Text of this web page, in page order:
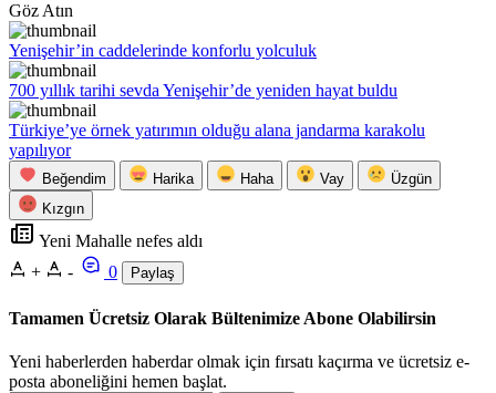
Göz Atın
Yenişehir’in caddelerinde konforlu yolculuk
700 yıllık tarihi sevda Yenişehir’de yeniden hayat buldu
Türkiye’ye örnek yatırımın olduğu alana jandarma karakolu
yapılıyor
Beğendim Harika Haha Vay
Üzgün
Kızgın
Yeni Mahalle nefes aldı
+
- 0 Paylaş
Tamamen Ücretsiz Olarak Bültenimize Abone Olabilirsin
Yeni haberlerden haberdar olmak için fırsatı kaçırma ve ücretsiz e-
posta aboneliğini hemen başlat.